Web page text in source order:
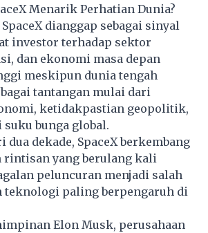
Menarik Perhatian Dunia?
dianggap sebagai sinyal
investor terhadap sektor
dan ekonomi masa depan
meskipun dunia tengah
tantangan mulai dari
ketidakpastian geopolitik,
bunga global.
dua dekade, SpaceX berkembang
rintisan yang berulang kali
peluncuran menjadi salah
teknologi paling berpengaruh di
Elon Musk, perusahaan